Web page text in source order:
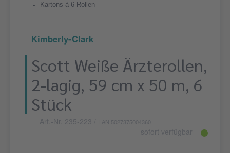
Kartons à 6 Rollen
Kimberly-Clark
Scott Weiße Ärzterollen,
2-lagig, 59 cm x 50 m, 6
Stück
Art.-Nr. 235-223 EAN 5027375004360
sofort verfügbar